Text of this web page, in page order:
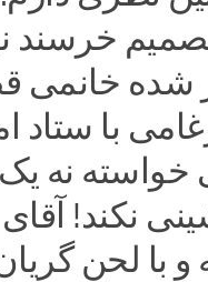
خرسند
شده خانمی
با ستاد
خواسته نه
نکند!
و با لحن